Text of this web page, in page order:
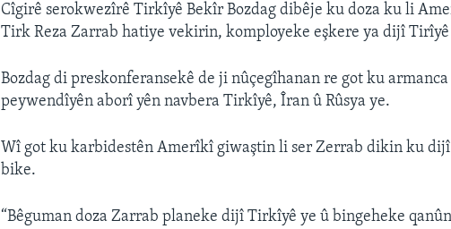
Cîgirê serokwezîrê Tirkîyê Bekîr Bozdag dibêje ku doza ku li
Tirk Reza Zarrab hatiye vekirin, komployeke eşkere ya dijî Tirîyê
Bozdag di preskonferansekê de ji nûçegîhanan re got ku
peywendîyên aborî yên navbera Tirkîyê, Îran û Rûsya ye.
Wî got ku karbidestên Amerîkî giwaştin li ser Zerrab dikin ku
bike.
“Bêguman doza Zarrab planeke dijî Tirkîyê ye û bingeheke